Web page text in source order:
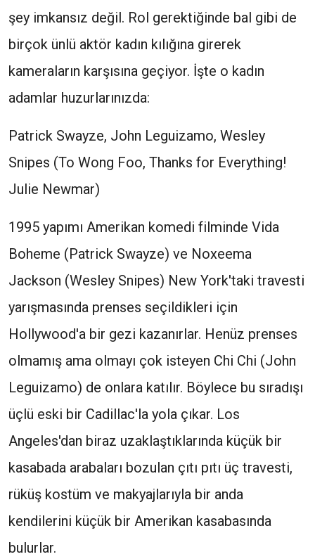
şey imkansız değil. Rol gerektiğinde bal gibi de
birçok ünlü aktör kadın kılığına girerek
kameraların karşısına geçiyor. İşte o kadın
adamlar huzurlarınızda:
Patrick Swayze, John Leguizamo, Wesley
Snipes (To Wong Foo, Thanks for Everything!
Julie Newmar)
1995 yapımı Amerikan komedi filminde Vida
Boheme (Patrick Swayze) ve Noxeema
Jackson (Wesley Snipes) New York'taki travesti
yarışmasında prenses seçildikleri için
Hollywood'a bir gezi kazanırlar. Henüz prenses
olmamış ama olmayı çok isteyen Chi Chi (John
Leguizamo) de onlara katılır. Böylece bu sıradışı
üçlü eski bir Cadillac'la yola çıkar. Los
Angeles'dan biraz uzaklaştıklarında küçük bir
kasabada arabaları bozulan çıtı pıtı üç travesti,
rüküş kostüm ve makyajlarıyla bir anda
kendilerini küçük bir Amerikan kasabasında
bulurlar.